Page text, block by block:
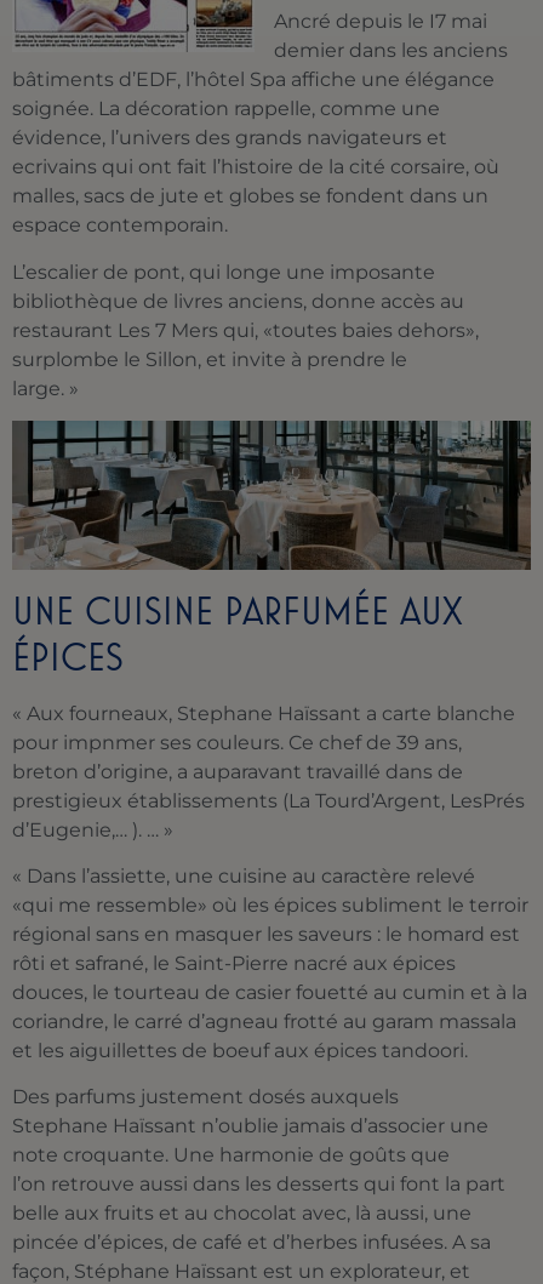
Ancré depuis le I7 mai
demier dans les anciens
bâtiments d’EDF, l’hôtel Spa affiche une élégance
soignée. La décoration rappelle, comme une
évidence, l’univers des grands navigateurs et
ecrivains qui ont fait l’histoire de la cité corsaire, où
malles, sacs de jute et globes se fondent dans un
espace contemporain.
L’escalier de pont, qui longe une imposante
bibliothèque de livres anciens, donne accès au
restaurant Les 7 Mers qui, «toutes baies dehors»,
surplombe le Sillon, et invite à prendre le
large. »
UNE CUISINE PARFUMÉE AUX
ÉPICES
« Aux fourneaux, Stephane Haïssant a carte blanche
pour impnmer ses couleurs. Ce chef de 39 ans,
breton d’origine, a auparavant travaillé dans de
prestigieux établissements (La Tourd’Argent, LesPrés
d’Eugenie,… ). … »
« Dans l’assiette, une cuisine au caractère relevé
«qui me ressemble» où les épices subliment le terroir
régional sans en masquer les saveurs : le homard est
rôti et safrané, le Saint-Pierre nacré aux épices
douces, le tourteau de casier fouetté au cumin et à la
coriandre, le carré d’agneau frotté au garam massala
et les aiguillettes de boeuf aux épices tandoori.
Des parfums justement dosés auxquels
Stephane Haïssant n’oublie jamais d’associer une
note croquante. Une harmonie de goûts que
l’on retrouve aussi dans les desserts qui font la part
belle aux fruits et au chocolat avec, là aussi, une
pincée d’épices, de café et d’herbes infusées. A sa
façon, Stéphane Haïssant est un explorateur, et